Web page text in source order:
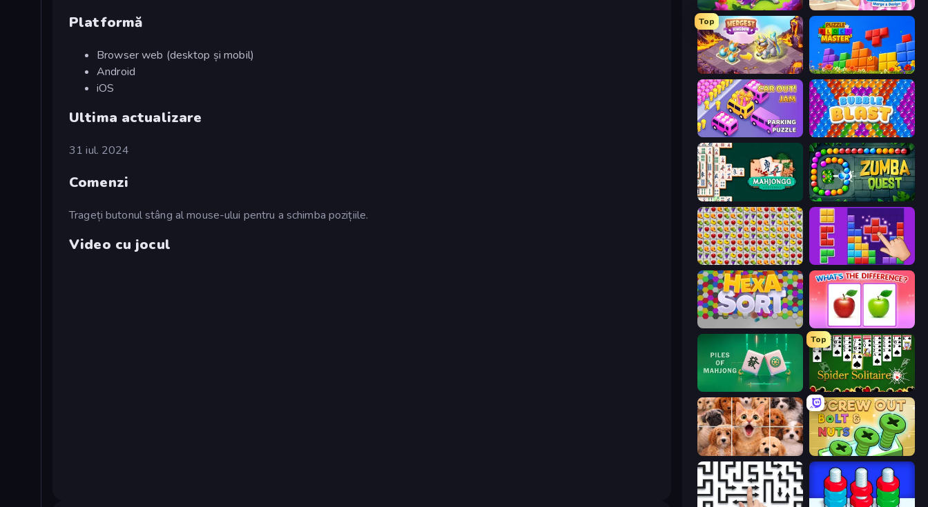
Platformă
Browser web (desktop și mobil)
Android
iOS
Ultima actualizare
31 iul. 2024
Comenzi
Trageți butonul stâng al mouse-ului pentru a schimba pozițiile.
Video cu jocul
Fairyland Merge & Magic Designville: Merge & Design
Top
Mergest Kingdom Puzzle Block Master
Car OUT! Jam Parking Puzzle Bubble Blast
Mahjongg Solitaire Zumba Quest
Same Game Fruit Collapse BlockBuster Puzzle
What's The Difference?
Piles of Mahjong
Top
Spider Solitaire
Jigpic Solitaire Screw Out: Bolts and Nuts